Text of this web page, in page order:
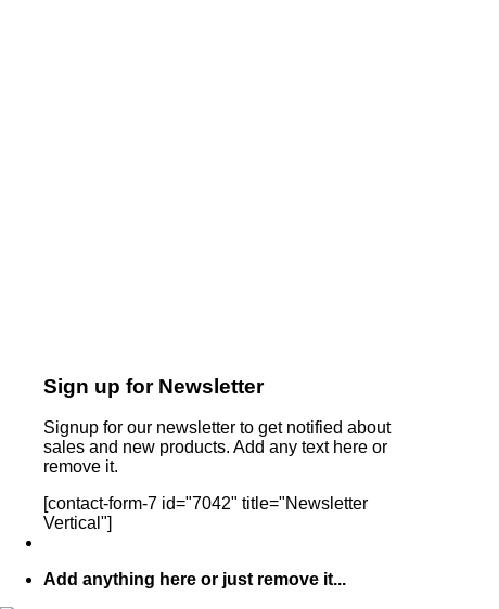
Sign up for Newsletter
Signup for our newsletter to get notified about
sales and new products. Add any text here or
remove it.
[contact-form-7 id="7042" title="Newsletter
Vertical"]
Add anything here or just remove it...